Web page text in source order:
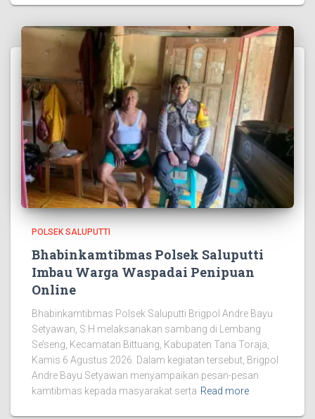
POLSEK SALUPUTTI
Bhabinkamtibmas Polsek Saluputti
Imbau Warga Waspadai Penipuan
Online
Bhabinkamtibmas Polsek Saluputti Brigpol Andre Bayu
Setyawan, S.H melaksanakan sambang di Lembang
Se’seng, Kecamatan Bittuang, Kabupaten Tana Toraja,
Kamis 6 Agustus 2026. Dalam kegiatan tersebut, Brigpol
Andre Bayu Setyawan menyampaikan pesan-pesan
kamtibmas kepada masyarakat serta Read more